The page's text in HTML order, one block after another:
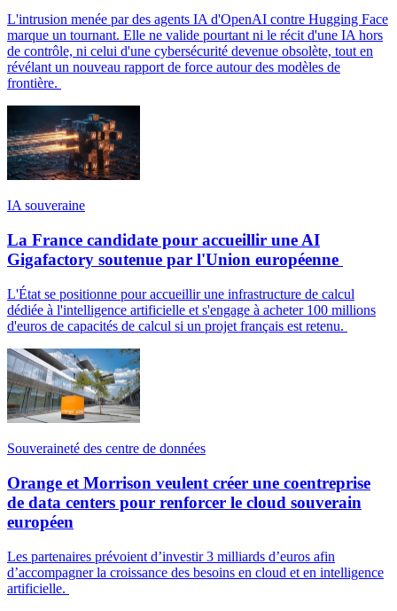
L'intrusion menée par des agents IA d'OpenAI contre Hugging Face
marque un tournant. Elle ne valide pourtant ni le récit d'une IA hors
de contrôle, ni celui d'une cybersécurité devenue obsolète, tout en
révélant un nouveau rapport de force autour des modèles de
frontière.
IA souveraine
La France candidate pour accueillir une AI
Gigafactory soutenue par l'Union européenne
L'État se positionne pour accueillir une infrastructure de calcul
dédiée à l'intelligence artificielle et s'engage à acheter 100 millions
d'euros de capacités de calcul si un projet français est retenu.
Souveraineté des centre de données
Orange et Morrison veulent créer une coentreprise
de data centers pour renforcer le cloud souverain
européen
Les partenaires prévoient d’investir 3 milliards d’euros afin
d’accompagner la croissance des besoins en cloud et en intelligence
artificielle.